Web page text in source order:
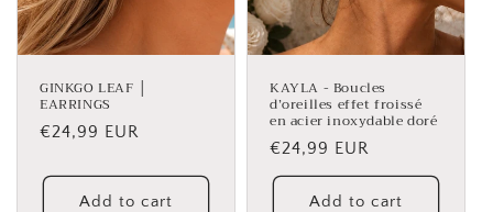
GINKGO LEAF │
EARRINGS
Regular
€24,99 EUR
Add to cart
KAYLA - Boucles
d’oreilles effet froissé
en acier inoxydable doré
Regular
price
€24,99 EUR
Add to cart